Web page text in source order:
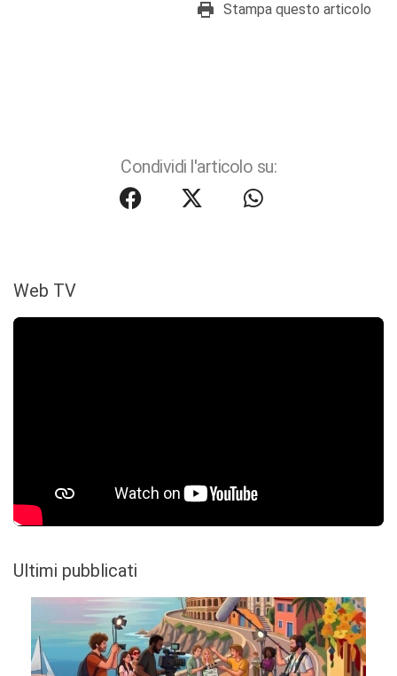
Stampa questo articolo
Condividi l'articolo su:
Web TV
Ultimi pubblicati